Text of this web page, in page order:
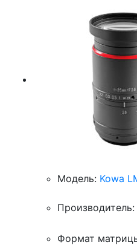
Модель: Kowa
Производитель:
Формат